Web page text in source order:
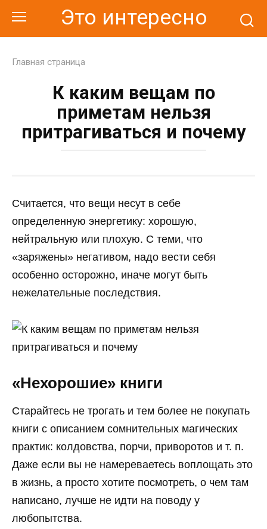
контенту
Это интересно
Главная страница
К каким вещам по
приметам нельзя
притрагиваться и почему
Считается, что вещи несут в себе
определенную энергетику: хорошую,
нейтральную или плохую. С теми, что
«заряжены» негативом, надо вести себя
особенно осторожно, иначе могут быть
нежелательные последствия.
«Нехорошие» книги
Старайтесь не трогать и тем более не покупать
книги с описанием сомнительных магических
практик: колдовства, порчи, приворотов и т. п.
Даже если вы не намереваетесь воплощать это
в жизнь, а просто хотите посмотреть, о чем там
написано, лучше не идти на поводу у
любопытства.